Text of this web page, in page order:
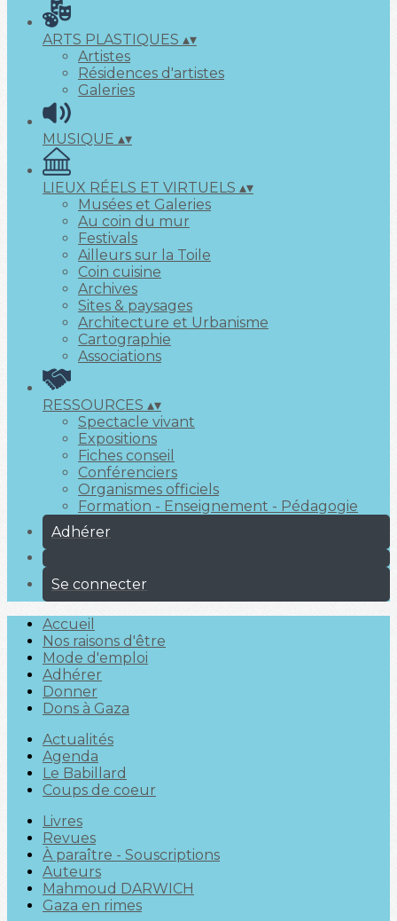
ARTS PLASTIQUES ▴▾
Artistes
Résidences d'artistes
Galeries
MUSIQUE ▴▾
LIEUX RÉELS ET VIRTUELS ▴▾
Musées et Galeries
Au coin du mur
Festivals
Ailleurs sur la Toile
Coin cuisine
Archives
Sites & paysages
Architecture et Urbanisme
Cartographie
Associations
RESSOURCES ▴▾
Spectacle vivant
Expositions
Fiches conseil
Conférenciers
Organismes officiels
Formation - Enseignement - Pédagogie
Adhérer
Se connecter
Accueil
Nos raisons d'être
Mode d'emploi
Adhérer
Donner
Dons à Gaza
Actualités
Agenda
Le Babillard
Coups de coeur
Livres
Revues
À paraître - Souscriptions
Auteurs
Mahmoud DARWICH
Gaza en rimes